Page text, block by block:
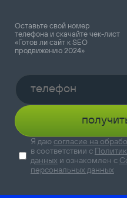
Оставьте свой номер
телефона и скачайте чек-лист
«Готов ли сайт к SEO
продвижению 2024»
Я даю согласие на
в соответствии с
данных и ознакомлен с
персональных данных